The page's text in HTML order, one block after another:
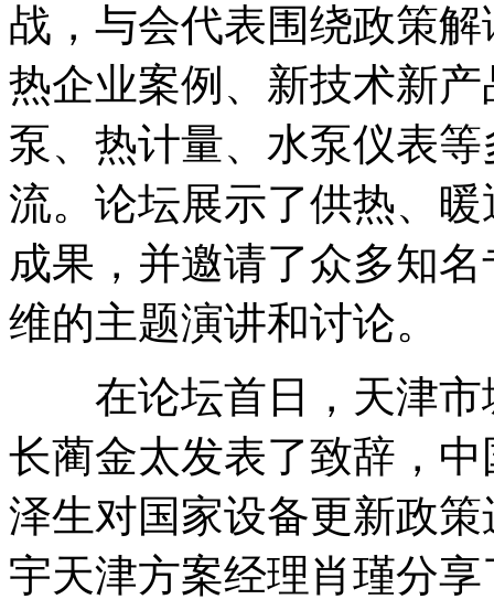
战，与会代表围绕政策
热企业案例、新技术新
泵、热计量、水泵仪表
流。论坛展示了供热、
成果，并邀请了众多知
维的主题演讲和讨论。
在论坛首日，天津市
长蔺金太发表了致辞，
泽生对国家设备更新政
宇天津方案经理肖瑾分